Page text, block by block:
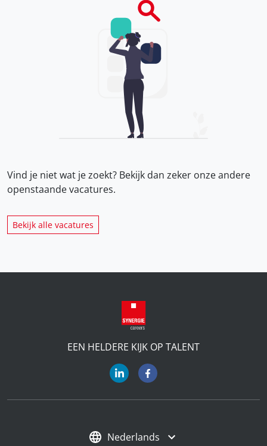
Vind je niet wat je zoekt? Bekijk dan zeker onzeandere
openstaande vacatures.
Bekijk alle vacatures
EEN HELDERE KIJK OP TALENT
Nederlands